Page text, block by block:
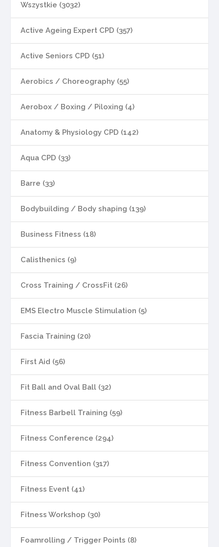
Wszystkie (3032)
Active Ageing Expert CPD (357)
Active Seniors CPD (51)
Aerobics / Choreography (55)
Aerobox / Boxing / Piloxing (4)
Anatomy & Physiology CPD (142)
Aqua CPD (33)
Barre (33)
Bodybuilding / Body shaping (139)
Business Fitness (18)
Calisthenics (9)
Cross Training / CrossFit (26)
EMS Electro Muscle Stimulation (5)
Fascia Training (20)
First Aid (56)
Fit Ball and Oval Ball (32)
Fitness Barbell Training (59)
Fitness Conference (294)
Fitness Convention (317)
Fitness Event (41)
Fitness Workshop (30)
Foamrolling / Trigger Points (8)